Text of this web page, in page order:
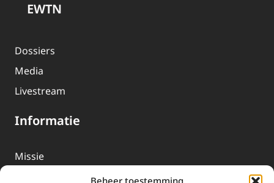
Beheer toestemming
EWTN
Dossiers
Media
Livestream
Informatie
Missie